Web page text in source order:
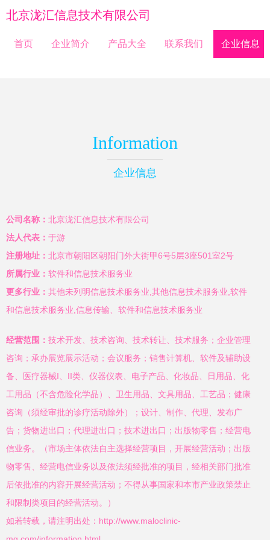
北京泷汇信息技术有限公司
首页 企业简介 产品大全 联系我们 企业信息
Information
企业信息
公司名称： 北京泷汇信息技术有限公司
法人代表： 于游
注册地址： 北京市朝阳区朝阳门外大街甲6号5层3座501室2号
所属行业： 软件和信息技术服务业
更多行业： 其他未列明信息技术服务业,其他信息技术服务业,软件
和信息技术服务业,信息传输、软件和信息技术服务业
经营范围： 技术开发、技术咨询、技术转让、技术服务；企业管理
咨询；承办展览展示活动；会议服务；销售计算机、软件及辅助设
备、医疗器械I、II类、仪器仪表、电子产品、化妆品、日用品、化
工用品（不含危险化学品）、卫生用品、文具用品、工艺品；健康
咨询（须经审批的诊疗活动除外）；设计、制作、代理、发布广
告；货物进出口；代理进出口；技术进出口；出版物零售；经营电
信业务。（市场主体依法自主选择经营项目，开展经营活动；出版
物零售、经营电信业务以及依法须经批准的项目，经相关部门批准
后依批准的内容开展经营活动；不得从事国家和本市产业政策禁止
和限制类项目的经营活动。）
如若转载，请注明出处：http://www.maloclinic-